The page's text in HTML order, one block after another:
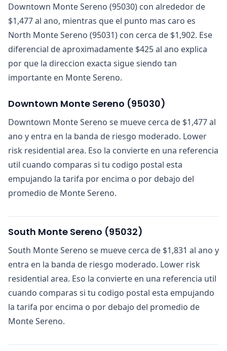
Downtown Monte Sereno (95030) con alrededor de
$1,477 al ano, mientras que el punto mas caro es
North Monte Sereno (95031) con cerca de $1,902. Ese
diferencial de aproximadamente $425 al ano explica
por que la direccion exacta sigue siendo tan
importante en Monte Sereno.
Downtown Monte Sereno (95030)
Downtown Monte Sereno se mueve cerca de $1,477 al
ano y entra en la banda de riesgo moderado. Lower
risk residential area. Eso la convierte en una referencia
util cuando comparas si tu codigo postal esta
empujando la tarifa por encima o por debajo del
promedio de Monte Sereno.
South Monte Sereno (95032)
South Monte Sereno se mueve cerca de $1,831 al ano y
entra en la banda de riesgo moderado. Lower risk
residential area. Eso la convierte en una referencia util
cuando comparas si tu codigo postal esta empujando
la tarifa por encima o por debajo del promedio de
Monte Sereno.